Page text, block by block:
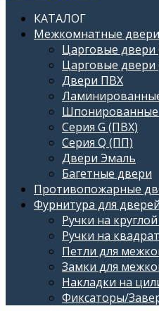
КАТАЛОГ
Межкомнатные двери
Царговые двери
Царговые
Двери ПВХ
Шпонированные
Серия G (ПВХ)
Серия Q (ПП)
Двери Эмаль
Багетные двери
Противопожарные
Фурнитура для дверей
Ручки на
Ручки на
Петли для
Замки для
Накладки на
Фиксаторы/